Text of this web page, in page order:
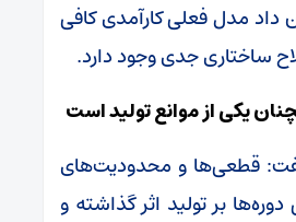
مدل فعلی کارآمدی کافی
ساختاری جدی وجود دارد.
یکی از موانع تولید است
گفت: قطعی‌ها و محدودیت‌های
بر تولید اثر گذاشته و